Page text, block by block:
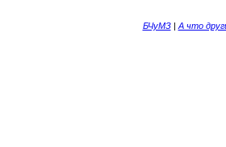
БЧуМЗ| А что